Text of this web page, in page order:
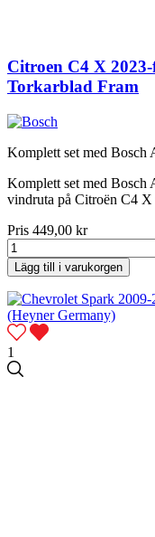
Citroen C4 X
Torkarblad Fram
Komplett set med Bosch
Komplett set med Bosch
vindruta på Citroën C4
Pris 449,00 kr
Lägg till i varukorgen
1